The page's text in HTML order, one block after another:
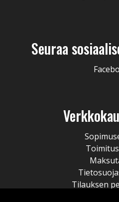
Seuraa
Tilauksen